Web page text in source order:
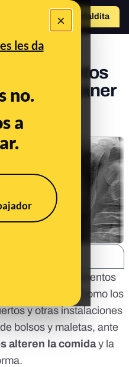
×
les da
no.
a
Hazte Maldita
alimentos
un escáner
seguro comer alimentos
de rayos X como los
y otras instalaciones
bolsos y maletas, ante
alteren la comiday la